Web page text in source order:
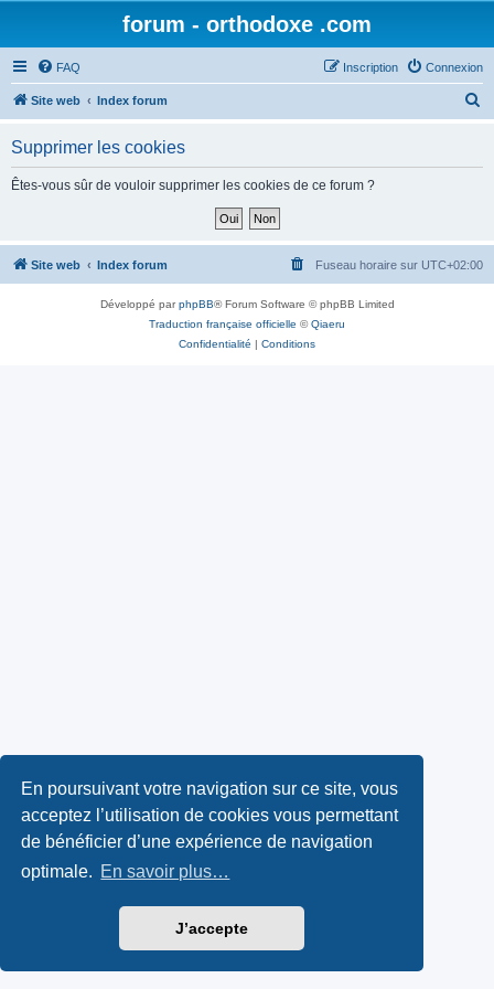
En poursuivant votre navigation sur ce site, vous
acceptez l’utilisation de cookies vous permettant
de bénéficier d’une expérience de navigation
optimale. En savoir plus…
J’accepte
forum - orthodoxe .com
FAQ Connexion
Inscription
Site web Index forum
h
Supprimer les cookies
Êtes-vous sûr de vouloir supprimer les cookies de ce forum ?
Site web Index forum Fuseau horaire sur UTC+02:00
Développé parphpBB® Forum Software © phpBB Limited
Traduction française officielle ©Qiaeru
Confidentialité | Conditions